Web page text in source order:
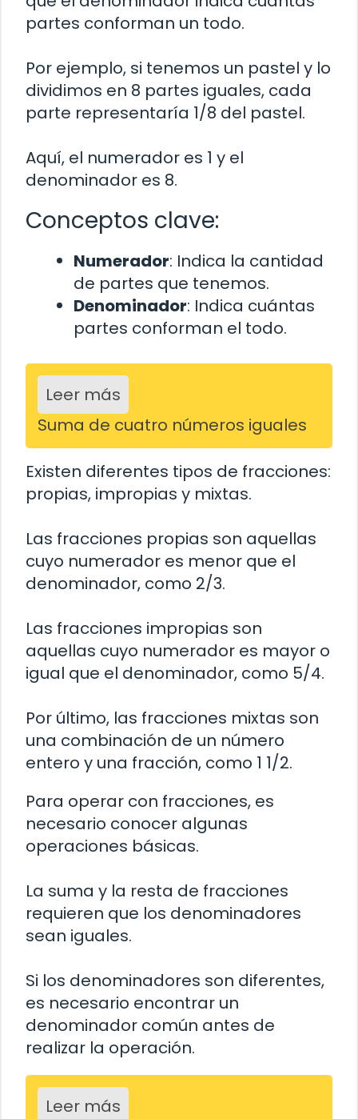
partes conforman un todo.
Por ejemplo, si tenemos un pastel y lo
dividimos en 8 partes iguales, cada
parte representaría 1/8 del pastel.
Aquí, el numerador es 1 y el
denominador es 8.
Conceptos clave:
Numerador: Indica la cantidad
de partes que tenemos.
Denominador: Indica cuántas
partes conforman el todo.
Leer más
Suma de cuatro números iguales
Existen diferentes tipos de fracciones:
propias, impropias y mixtas.
Las fracciones propias son aquellas
cuyo numerador es menor que el
denominador, como 2/3.
Las fracciones impropias son
aquellas cuyo numerador es mayor o
igual que el denominador, como 5/4.
Por último, las fracciones mixtas son
una combinación de un número
entero y una fracción, como 1 1/2.
Para operar con fracciones, es
necesario conocer algunas
operaciones básicas.
La suma y la resta de fracciones
requieren que los denominadores
sean iguales.
Si los denominadores son diferentes,
es necesario encontrar un
denominador común antes de
realizar la operación.
Leer más